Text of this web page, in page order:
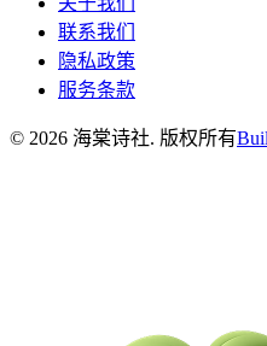
联系我们
隐私政策
服务条款
© 2026 海棠诗社. 版权所有